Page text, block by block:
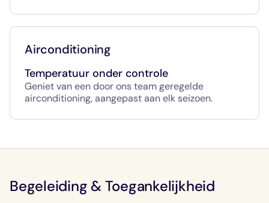
Airconditioning
Temperatuur onder controle
Geniet van een door ons team geregelde
airconditioning, aangepast aan elk seizoen.
Begeleiding & Toegankelijkheid